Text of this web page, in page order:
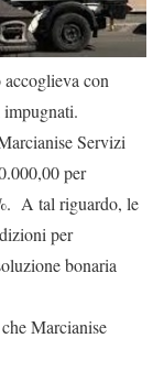
con
impugnati.
Servizi
per
A tal riguardo, le
per
bonaria
Marcianise